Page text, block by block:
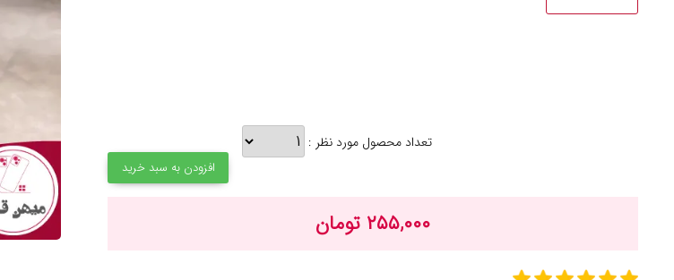
تعداد محصول مورد نظر :
افزودن به سبد خرید
۲۵۵,۰۰۰ تومان